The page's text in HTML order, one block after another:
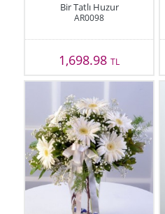
Bir Tatlı Huzur
AR0098
1,698.98TL